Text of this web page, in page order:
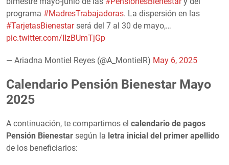
programa #MadresTrabajadoras. La dispersión en las
#TarjetasBienestarserá del 7 al 30 de mayo,…
pic.twitter.com/IIzBUmTjGp
— Ariadna Montiel Reyes (@A_MontielR) May 6, 2025
Calendario Pensión Bienestar Mayo
2025
A continuación, te compartimos el calendario de pagos
Pensión Bienestar según la letra inicial del primer apellido
de los beneficiarios: